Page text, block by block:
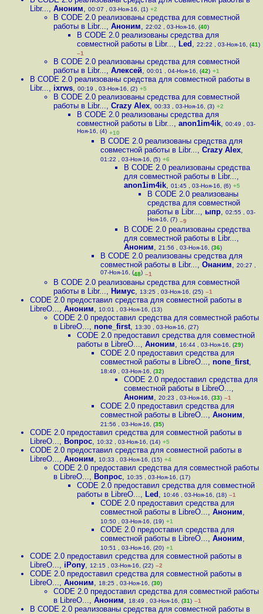
Libr..., Аноним, 00:07 , 03-Ноя-16, (1) +2
В CODE 2.0 реализованы средства для совместной
работы в Libr..., Аноним, 22:02 , 03-Ноя-16, (40)
В CODE 2.0 реализованы средства для
совместной работы в Libr..., Led , 22:22 , 03-Ноя-16, (41)
–1
В CODE 2.0 реализованы средства для совместной
работы в Libr..., Алексей, 00:01 , 04-Ноя-16, (42) +1
В CODE 2.0 реализованы средства для совместной работы в
Libr..., ixrws, 00:19 , 03-Ноя-16, (2) +5
В CODE 2.0 реализованы средства для совместной
работы в Libr..., Crazy Alex, 00:33 , 03-Ноя-16, (3) +2
В CODE 2.0 реализованы средства для
совместной работы в Libr..., anon1im4ik, 00:49 , 03-
Ноя-16, (4) +10
В CODE 2.0 реализованы средства для
совместной работы в Libr..., Crazy Alex,
01:22 , 03-Ноя-16, (5) +6
В CODE 2.0 реализованы средства
для совместной работы в Libr...,
anon1im4ik, 01:45 , 03-Ноя-16, (6) +5
В CODE 2.0 реализованы
средства для совместной
работы в Libr..., ыпр, 02:55 , 03-
Ноя-16, (7) –9
В CODE 2.0 реализованы средства
для совместной работы в Libr...,
Аноним, 21:56 , 03-Ноя-16, (36)
В CODE 2.0 реализованы средства для
совместной работы в Libr..., Онаним, 20:27 ,
07-Ноя-16, (48) –1
В CODE 2.0 реализованы средства для совместной
работы в Libr..., Нимус, 13:25 , 03-Ноя-16, (25) –1
CODE 2.0 предоставил средства для совместной работы в
LibreO..., Аноним, 10:01 , 03-Ноя-16, (13)
CODE 2.0 предоставил средства для совместной работы
в LibreO..., none_first, 13:30 , 03-Ноя-16, (27)
CODE 2.0 предоставил средства для совместной
работы в LibreO..., Аноним, 16:44 , 03-Ноя-16, (29)
CODE 2.0 предоставил средства для
совместной работы в LibreO..., none_first,
18:49 , 03-Ноя-16, (32)
CODE 2.0 предоставил средства для
совместной работы в LibreO...,
Аноним, 20:23 , 03-Ноя-16, (33) –1
CODE 2.0 предоставил средства для
совместной работы в LibreO..., Аноним,
21:56 , 03-Ноя-16, (35)
CODE 2.0 предоставил средства для совместной работы в
LibreO..., Вопрос, 10:32 , 03-Ноя-16, (14) +5
CODE 2.0 предоставил средства для совместной работы в
LibreO..., Аноним, 10:33 , 03-Ноя-16, (15) +4
CODE 2.0 предоставил средства для совместной работы
в LibreO..., Вопрос, 10:35 , 03-Ноя-16, (17)
CODE 2.0 предоставил средства для совместной
работы в LibreO..., Led , 10:46 , 03-Ноя-16, (18) –1
CODE 2.0 предоставил средства для
совместной работы в LibreO..., Аноним,
10:50 , 03-Ноя-16, (19) +1
CODE 2.0 предоставил средства для
совместной работы в LibreO..., Аноним,
10:51 , 03-Ноя-16, (20) +1
CODE 2.0 предоставил средства для совместной работы в
LibreO..., iPony, 12:15 , 03-Ноя-16, (22) –2
CODE 2.0 предоставил средства для совместной работы в
LibreO..., Аноним, 18:25 , 03-Ноя-16, (30)
CODE 2.0 предоставил средства для совместной работы
в LibreO..., Аноним, 18:49 , 03-Ноя-16, (31) –1
В CODE 2.0 реализованы средства для совместной работы в